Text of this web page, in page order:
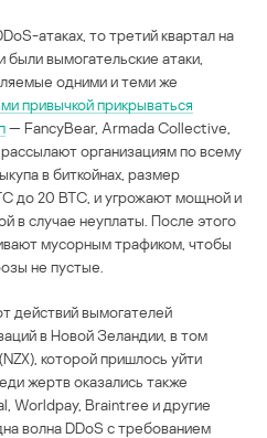
атаках, то третий квартал на
вымогательские атаки,
одними и теми же
привычкой прикрываться
— FancyBear, Armada Collective,
организациям по всему
в биткойнах, размер
до 20 BTC, и угрожают мощной и
в случае неуплаты. После этого
мусорным трафиком, чтобы
не пустые.
действий вымогателей
в Новой Зеландии, в том
которой пришлось уйти
жертв оказались также
Worldpay, Braintree и другие
волна DDoS с требованием